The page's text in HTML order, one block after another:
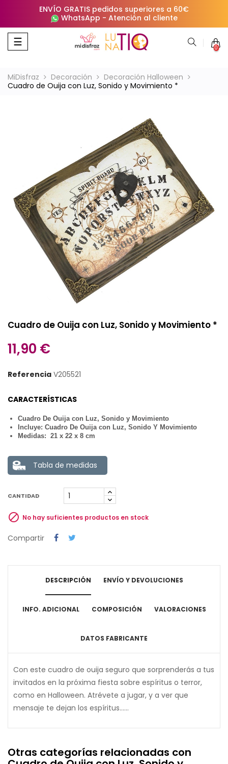
ENVÍO GRATIS pedidos superiores a 60€
WhatsApp - Atención al cliente
Navegación
de
☰ 0
MiDisfraz Decoración
Decoración Halloween
Cuadro de Ouija con Luz, Sonido y Movimiento *
Cuadro de Ouija con Luz, Sonido y Movimiento *
11,90 €
Referencia V205521
CARACTERÍSTICAS
Cuadro De Ouija con Luz, Sonido y Movimiento
Incluye: Cuadro De Ouija con Luz, Sonido Y Movimiento
Medidas: 21 x 22 x 8 cm
Tabla de medidas
CANTIDAD
 No hay suficientes productos en stock
Compartir
DESCRIPCIÓN ENVÍO Y DEVOLUCIONES
INFO. ADICIONAL COMPOSICIÓN VALORACIONES
DATOS FABRICANTE
Con este cuadro de ouija seguro que sorprenderás a tus
invitados en la próxima fiesta sobre espíritus o terror,
como en Halloween. Atrévete a jugar, y a ver que
mensaje te dejan los espíritus......
Otras categorías relacionadas con